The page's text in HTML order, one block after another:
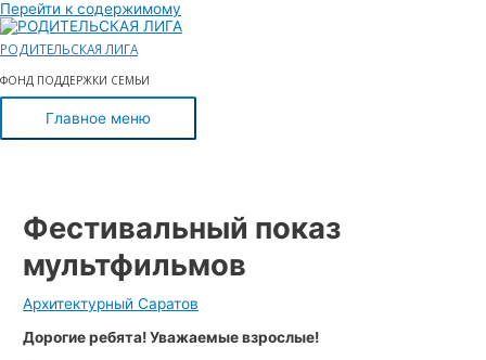
Перейти к содержимому
РОДИТЕЛЬСКАЯ ЛИГА
ФОНД ПОДДЕРЖКИ СЕМЬИ
Главное меню
Фестивальный показ
мультфильмов
Архитектурный Саратов
Дорогие ребята! Уважаемые взрослые!